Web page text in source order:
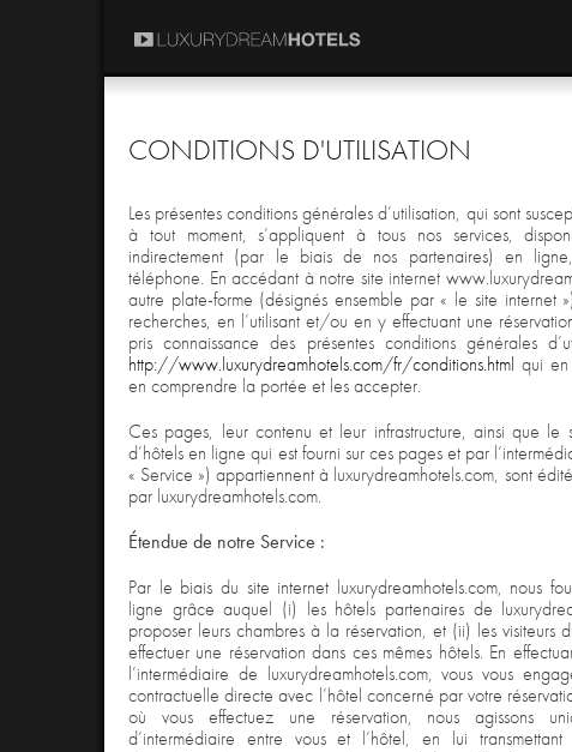
CONDITIONS D'UTILISATION
Les présentes conditions générales d’utilisation, qui sont
à tout moment, s’appliquent à tous nos services,
indirectement (par le biais de nos partenaires) en
téléphone. En accédant à notre site internet
autre plate-forme (désignés ensemble par « le site internet
recherches, en l’utilisant et/ou en y effectuant une
pris connaissance des présentes conditions générales
http://www.luxurydreamhotels.com/fr/conditions.html qui
en comprendre la portée et les accepter.
Ces pages, leur contenu et leur infrastructure, ainsi que le
d’hôtels en ligne qui est fourni sur ces pages et par
« Service ») appartiennent à luxurydreamhotels.com, sont
par luxurydreamhotels.com.
Étendue de notre Service :
Par le biais du site internet luxurydreamhotels.com, nous
ligne grâce auquel (i) les hôtels partenaires de
proposer leurs chambres à la réservation, et (ii) les visiteurs
effectuer une réservation dans ces mêmes hôtels. En
l’intermédiaire de luxurydreamhotels.com, vous vous
contractuelle directe avec l’hôtel concerné par votre
où vous effectuez une réservation, nous agissons
d’intermédiaire entre vous et l’hôtel, en lui